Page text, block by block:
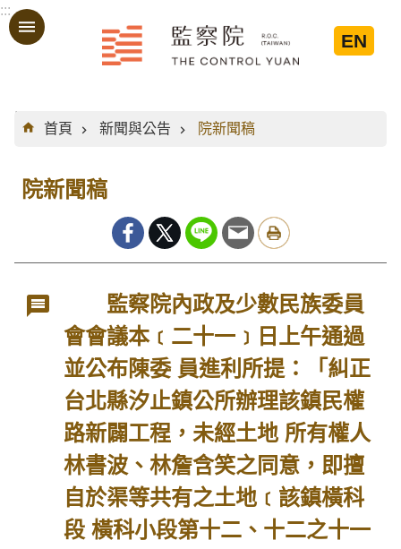
跳到主要內容區塊
:::
EN
:::
首頁
新聞與公告 院新聞稿
院新聞稿
監察院內政及少數民族委員
會會議本﹝二十一﹞日上午通過
並公布陳委 員進利所提：「糾正
台北縣汐止鎮公所辦理該鎮民權
路新闢工程，未經土地 所有權人
林書波、林詹含笑之同意，即擅
自於渠等共有之土地﹝該鎮橫科
段 橫科小段第十二、十二之十一